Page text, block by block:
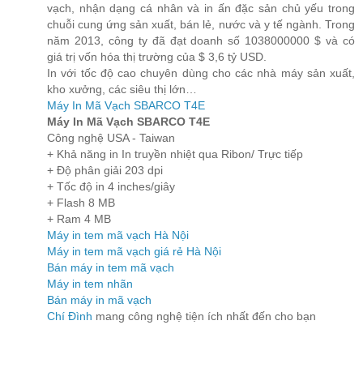
vạch, nhận dạng cá nhân và in ấn đặc sản chủ yếu trong
chuỗi cung ứng sản xuất, bán lẻ, nước và y tế ngành. Trong
năm 2013, công ty đã đạt doanh số 1038000000 $ và có
giá trị vốn hóa thị trường của $ 3,6 tỷ USD.
In với tốc độ cao chuyên dùng cho các nhà máy sản xuất,
kho xưởng, các siêu thị lớn…
Máy In Mã Vạch SBARCO T4E
Máy In Mã Vạch SBARCO T4E
Công nghệ USA - Taiwan
+ Khả năng in In truyền nhiệt qua Ribon/ Trực tiếp
+ Độ phân giải 203 dpi
+ Tốc độ in 4 inches/giây
+ Flash 8 MB
+ Ram 4 MB
Máy in tem mã vạch Hà Nội
Máy in tem mã vạch giá rẻ Hà Nội
Bán máy in tem mã vạch
Máy in tem nhãn
Bán máy in mã vạch
Chí Đình mang công nghệ tiện ích nhất đến cho bạn